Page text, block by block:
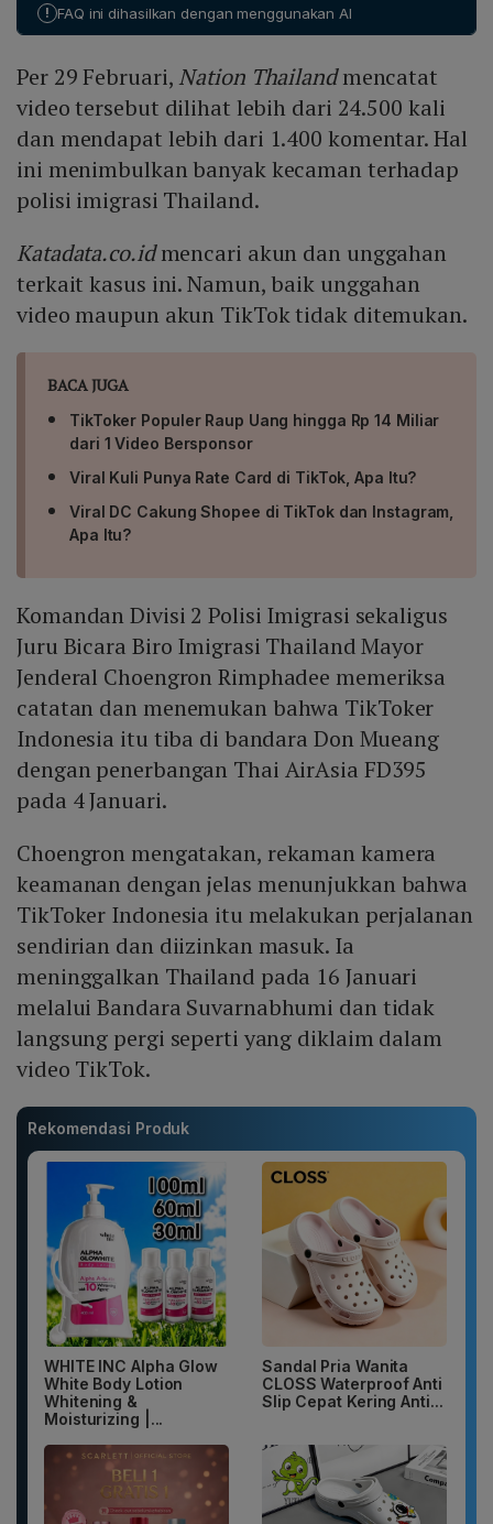
Thailand sebagai transit. Jika warga asing tidak dapat
menunjukkan rencana perjalanan atau bukti akomodasi
direkomendasikan minimal 15.000‑20.000 Baht per
orang bila berkeluarga. Besaran uang dapat dipenuhi
melalui tunai atau saldo rekening, tergantung verifikasi
! FAQ ini dihasilkan dengan menggunakan AI
Per 29 Februari, Nation Thailandmencatat
video tersebut dilihat lebih dari 24.500 kali
dan mendapat lebih dari 1.400 komentar. Hal
ini menimbulkan banyak kecaman terhadap
polisi imigrasi Thailand.
Katadata.co.idmencari akun dan unggahan
terkait kasus ini. Namun, baik unggahan
video maupun akun TikTok tidak ditemukan.
BACA JUGA
TikToker Populer Raup Uang hingga Rp 14 Miliar
dari 1 Video Bersponsor
Viral Kuli Punya Rate Card di TikTok, Apa Itu?
Viral DC Cakung Shopee di TikTok dan Instagram,
Apa Itu?
Komandan Divisi 2 Polisi Imigrasi sekaligus
Juru Bicara Biro Imigrasi Thailand Mayor
Jenderal Choengron Rimphadee memeriksa
catatan dan menemukan bahwa TikToker
Indonesia itu tiba di bandara Don Mueang
dengan penerbangan Thai AirAsia FD395
pada 4 Januari.
Choengron mengatakan, rekaman kamera
keamanan dengan jelas menunjukkan bahwa
TikToker Indonesia itu melakukan perjalanan
sendirian dan diizinkan masuk. Ia
meninggalkan Thailand pada 16 Januari
melalui Bandara Suvarnabhumi dan tidak
langsung pergi seperti yang diklaim dalam
video TikTok.
Rekomendasi Produk
WHITE INC Alpha Glow
White Body Lotion
Whitening &
Moisturizing |...
Sandal Pria Wanita
CLOSS Waterproof Anti
Slip Cepat Kering Anti...